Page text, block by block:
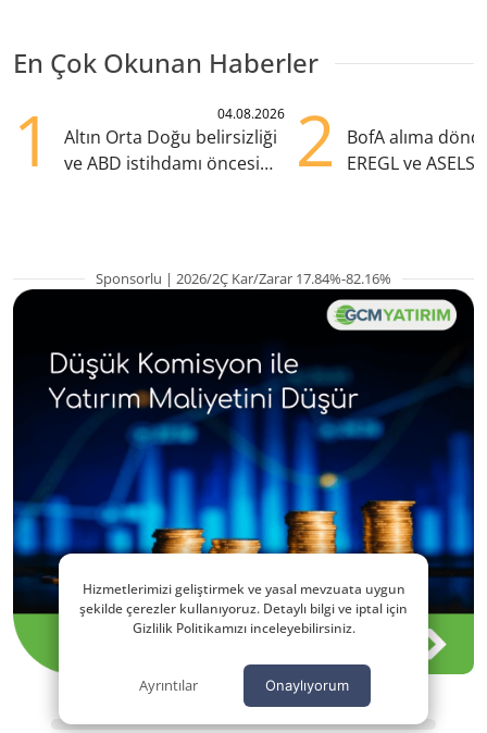
En Çok Okunan Haberler
1 04.08.2026
Altın Orta Doğu belirsizliği
ve ABD istihdamı öncesi
2
BofA alıma
EREGL ve ASELS
Sponsorlu | 2026/2Ç Kar/Zarar 17.84%-82.16%
Hizmetlerimizi geliştirmek ve yasal mevzuata uygun
şekilde çerezler kullanıyoruz. Detaylı bilgi ve iptal için
Gizlilik Politikamızı inceleyebilirsiniz.
Ayrıntılar Onaylıyorum